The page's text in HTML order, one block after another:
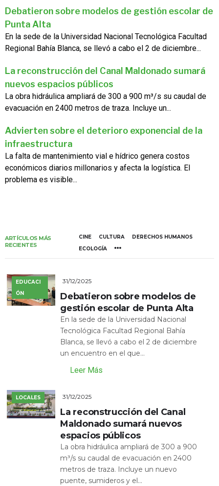
Debatieron sobre modelos de gestión escolar de
Punta Alta
En la sede de la Universidad Nacional Tecnológica Facultad
Regional Bahía Blanca, se llevó a cabo el 2 de diciembre...
La reconstrucción del Canal Maldonado sumará
nuevos espacios públicos
La obra hidráulica ampliará de 300 a 900 m³/s su caudal de
evacuación en 2400 metros de traza. Incluye un...
Advierten sobre el deterioro exponencial de la
infraestructura
La falta de mantenimiento vial e hídrico genera costos
económicos diarios millonarios y afecta la logística. El
problema es visible...
ARTÍCULOS MÁS
RECIENTES
CINE CULTURA
DERECHOS HUMANOS
ECOLOGÍA
EDUCACI
ÓN
31/12/2025
Debatieron sobre modelos de
gestión escolar de Punta Alta
En la sede de la Universidad Nacional
Tecnológica Facultad Regional Bahía
Blanca, se llevó a cabo el 2 de diciembre
un encuentro en el que...
Leer Más
LOCALES 31/12/2025
La reconstrucción del Canal
Maldonado sumará nuevos
espacios públicos
La obra hidráulica ampliará de 300 a 900
m³/s su caudal de evacuación en 2400
metros de traza. Incluye un nuevo
puente, sumideros y el...